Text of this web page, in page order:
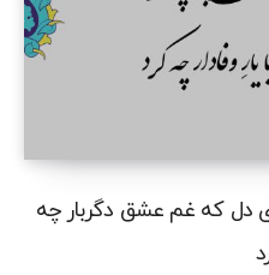
دیدی ای دل که غم عشق دگربار چه